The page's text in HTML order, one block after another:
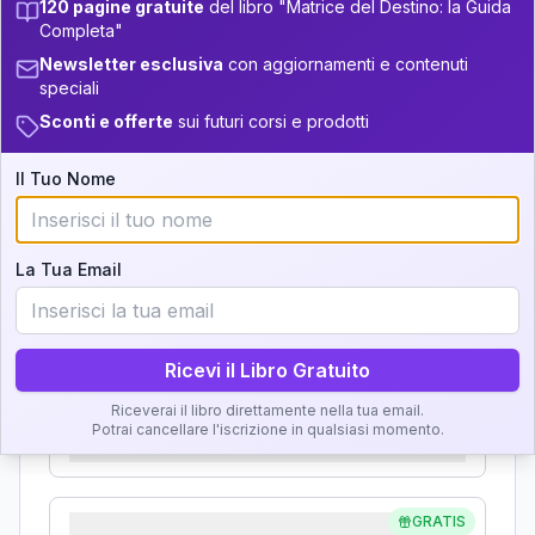
+5 7
Analisi, Significato e
Interpretazione
Clicca su ogni zona per leggere la definizione e
l'interpretazione!
Importanza:
Karma Genitore-Figlio
Importanza:
GRATIS
120 pagine gratuite del libro "Matrice del Destino: la Guida
Completa"
Newsletter esclusiva con aggiornamenti e contenuti
speciali
Sconti e offerte sui futuri corsi e prodotti
Il Tuo Nome
La Tua Email
Ricevi il Libro Gratuito
Riceverai il libro direttamente nella tua email.
Potrai cancellare l'iscrizione in qualsiasi momento.